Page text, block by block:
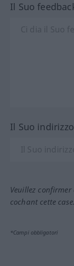
Il Suo
Il Suo
Veuillez
cochant cette
*Campi obbligatori